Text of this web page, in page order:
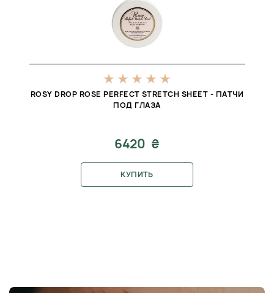
ROSY DROP ROSE PERFECT STRETCH SHEET - ПАТЧИ
ПОД ГЛАЗА
6420 ₴
КУПИТЬ